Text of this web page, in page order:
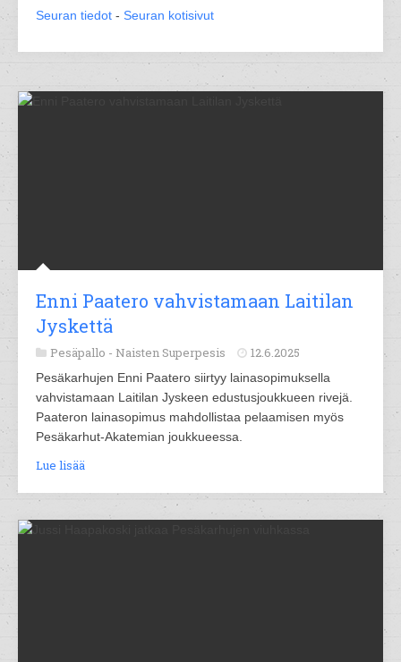
Seuran tiedot - Seuran kotisivut
Enni Paatero vahvistamaan Laitilan
Jyskettä
Pesäpallo - Naisten Superpesis 12.6.2025
Pesäkarhujen Enni Paatero siirtyy lainasopimuksella
vahvistamaan Laitilan Jyskeen edustusjoukkueen rivejä.
Paateron lainasopimus mahdollistaa pelaamisen myös
Pesäkarhut-Akatemian joukkueessa.
Lue lisää